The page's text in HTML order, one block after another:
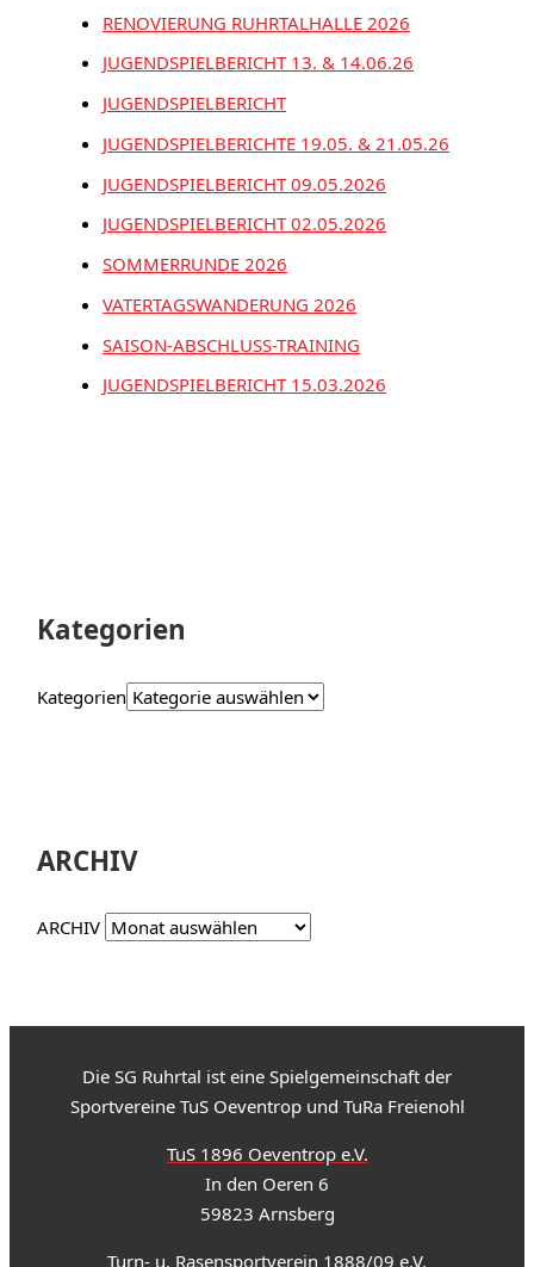
RENOVIERUNG RUHRTALHALLE 2026
JUGENDSPIELBERICHT 13. & 14.06.26
JUGENDSPIELBERICHT
JUGENDSPIELBERICHTE 19.05. & 21.05.26
JUGENDSPIELBERICHT 09.05.2026
JUGENDSPIELBERICHT 02.05.2026
SOMMERRUNDE 2026
VATERTAGSWANDERUNG 2026
SAISON-ABSCHLUSS-TRAINING
JUGENDSPIELBERICHT 15.03.2026
Kategorien
Kategorien
ARCHIV
ARCHIV
Die SG Ruhrtal ist eine Spielgemeinschaft der
Sportvereine TuS Oeventrop und TuRa Freienohl
TuS 1896 Oeventrop e.V.
In den Oeren 6
59823 Arnsberg
Turn- u. Rasensportverein 1888/09 e.V.